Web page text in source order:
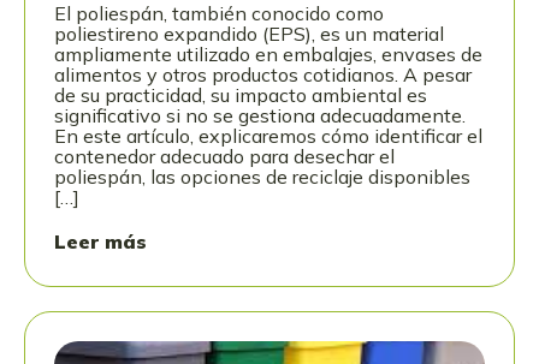
El poliespán, también conocido como
poliestireno expandido (EPS), es un material
ampliamente utilizado en embalajes, envases de
alimentos y otros productos cotidianos. A pesar
de su practicidad, su impacto ambiental es
significativo si no se gestiona adecuadamente.
En este artículo, explicaremos cómo identificar el
contenedor adecuado para desechar el
poliespán, las opciones de reciclaje disponibles
[…]
Leer más